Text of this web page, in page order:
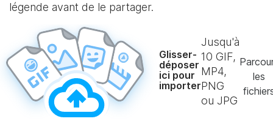
légende avant de le partager.
Glisser-
déposer
ici pour
importer
Jusqu'à
10 GIF,
MP4,
PNG
ou JPG
les